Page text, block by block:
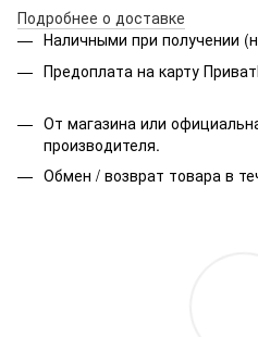
Подробнее о доставке
Наличными при получении
Предоплата на карту
От магазина или
производителя.
Обмен / возврат товара в